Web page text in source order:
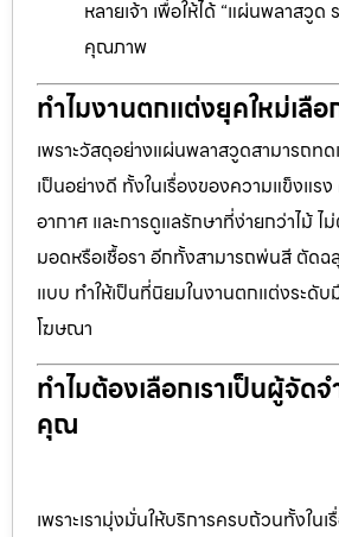
หลายเจ้า เพื่อให้ได้ “แผ่นพลาสวูด
คุณภาพ
ทำไมงานตกแต่งยุคใหม่เลื
เพราะวัสดุอย่างแผ่นพลาสวูดสามารถท
เป็นอย่างดี ทั้งในเรื่องของความแข็งแ
อากาศ และการดูแลรักษาที่ง่ายกว่าไม้ ไ
มอดหรือเชื้อรา อีกทั้งสามารถพ่นสี ตัดฉ
แบบ ทำให้เป็นที่นิยมในงานตกแต่งระดับ
โฆษณา
ทำไมต้องเลือกเราเป็นผู้จัด
คุณ
เพราะเรามุ่งมั่นให้บริการครบถ้วนทั้งใ